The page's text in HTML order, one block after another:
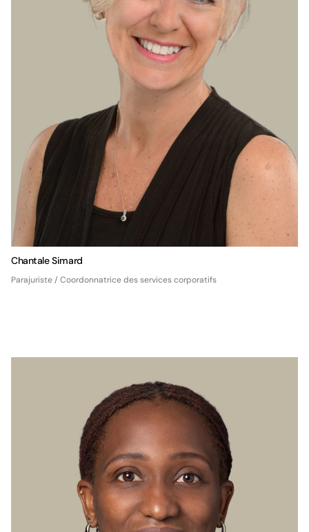
Chantale Simard
Parajuriste / Coordonnatrice des services corporatifs